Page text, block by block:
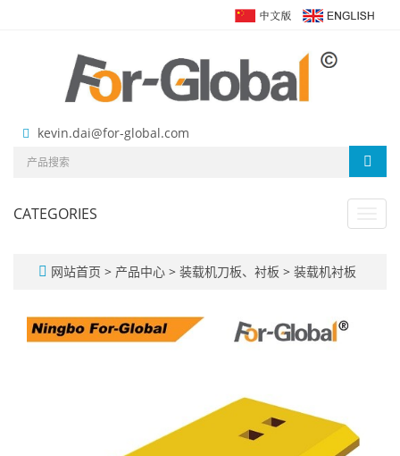
kevin.dai@for-global.com
CATEGORIES
网站首页 > 产品中心 > 装载机刀板、衬板 > 装载机衬板